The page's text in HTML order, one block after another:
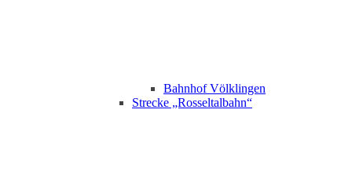
Bahnhof Völklingen
Strecke „Rosseltalbahn“